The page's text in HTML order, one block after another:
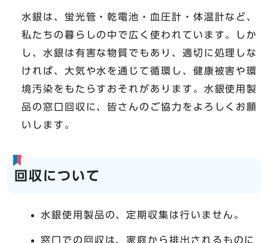
水銀は、蛍光管・乾電池・血圧計・体温計など、
私たちの暮らしの中で広く使われています。しか
し、水銀は有害な物質でもあり、適切に処理しな
ければ、大気や水を通じて循環し、健康被害や環
境汚染をもたらすおそれがあります。水銀使用製
品の窓口回収に、皆さんのご協力をよろしくお願
いします。
回収について
水銀使用製品の、定期収集は行いません。
窓口での回収は、家庭から排出されるものに